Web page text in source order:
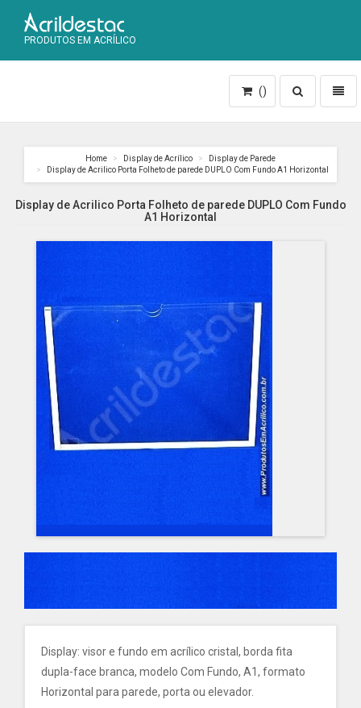
PRODUTOS EM ACRÍLICO
Toggle
search
()
Home Display de Acrílico
Display de Parede
Display de Acrilico Porta Folheto de parede DUPLO Com Fundo A1 Horizontal
Display de Acrilico Porta Folheto de parede DUPLO Com Fundo
A1 Horizontal
Display: visor e fundo em acrílico cristal, borda fita
dupla-face branca, modelo Com Fundo, A1, formato
Horizontal para parede, porta ou elevador.